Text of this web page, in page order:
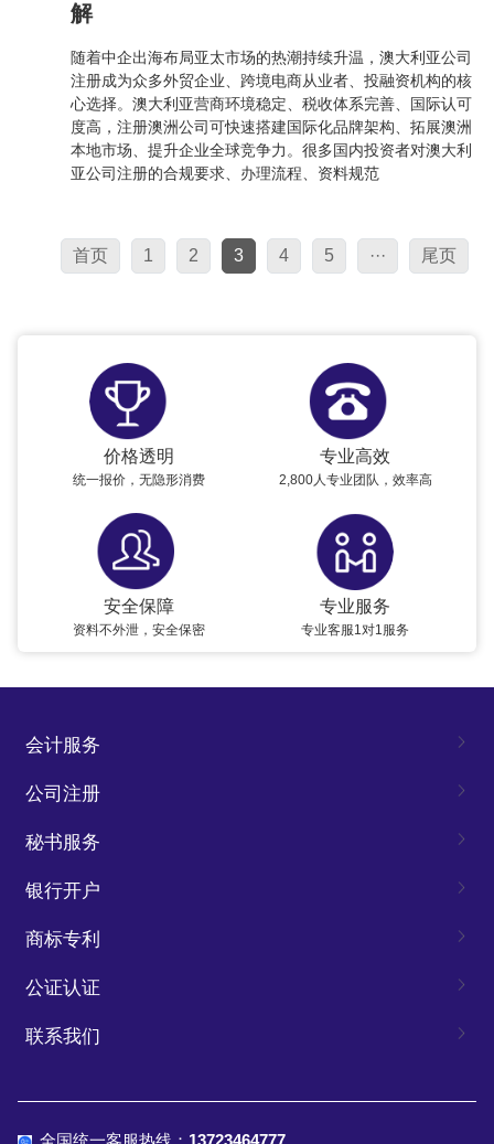
解
随着中企出海布局亚太市场的热潮持续升温，澳大利亚公司
注册成为众多外贸企业、跨境电商从业者、投融资机构的核
心选择。澳大利亚营商环境稳定、税收体系完善、国际认可
度高，注册澳洲公司可快速搭建国际化品牌架构、拓展澳洲
本地市场、提升企业全球竞争力。很多国内投资者对澳大利
亚公司注册的合规要求、办理流程、资料规范
首页 1 2 3 4 5 ··· 尾页
价格透明
统一报价，无隐形消费
专业高效
2,800人专业团队，效率高
安全保障
资料不外泄，安全保密
专业服务
专业客服1对1服务
会计服务
公司注册
秘书服务
银行开户
商标专利
公证认证
联系我们